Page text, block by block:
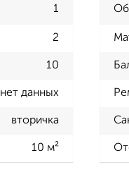
1
2
10
нет данных
вторичка
10 м²